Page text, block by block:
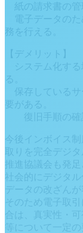
紙の請求書の管
電子データのた
務を行える。
【デメリット】
システム化する
る。
保存しているサ
要がある。
復旧手順の確
今後インボイス
取りを完全デジ
推進協議会も発
社会的にデジタ
データの改ざんが
そのため電子取
合は、真実性・
等について一定